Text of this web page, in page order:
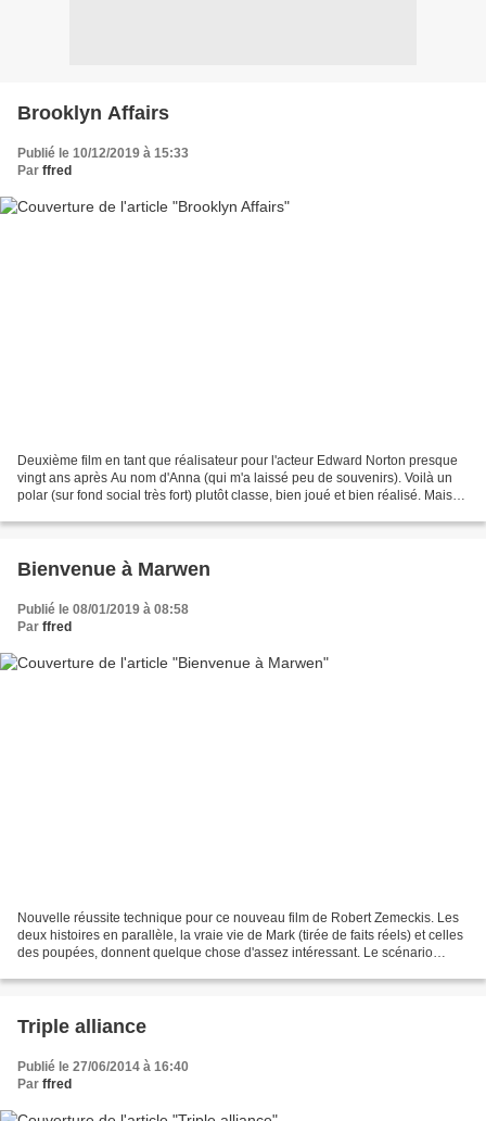
Brooklyn Affairs
Publié le 10/12/2019 à 15:33
Par ffred
Deuxième film en tant que réalisateur pour l'acteur Edward Norton presque
vingt ans après Au nom d'Anna (qui m'a laissé peu de souvenirs). Voilà un
polar (sur fond social très fort) plutôt classe, bien joué et bien réalisé. Mais
Bienvenue à Marwen
Publié le 08/01/2019 à 08:58
Par ffred
Nouvelle réussite technique pour ce nouveau film de Robert Zemeckis. Les
deux histoires en parallèle, la vraie vie de Mark (tirée de faits réels) et celles
des poupées, donnent quelque chose d'assez intéressant. Le scénario
Triple alliance
Publié le 27/06/2014 à 16:40
Par ffred